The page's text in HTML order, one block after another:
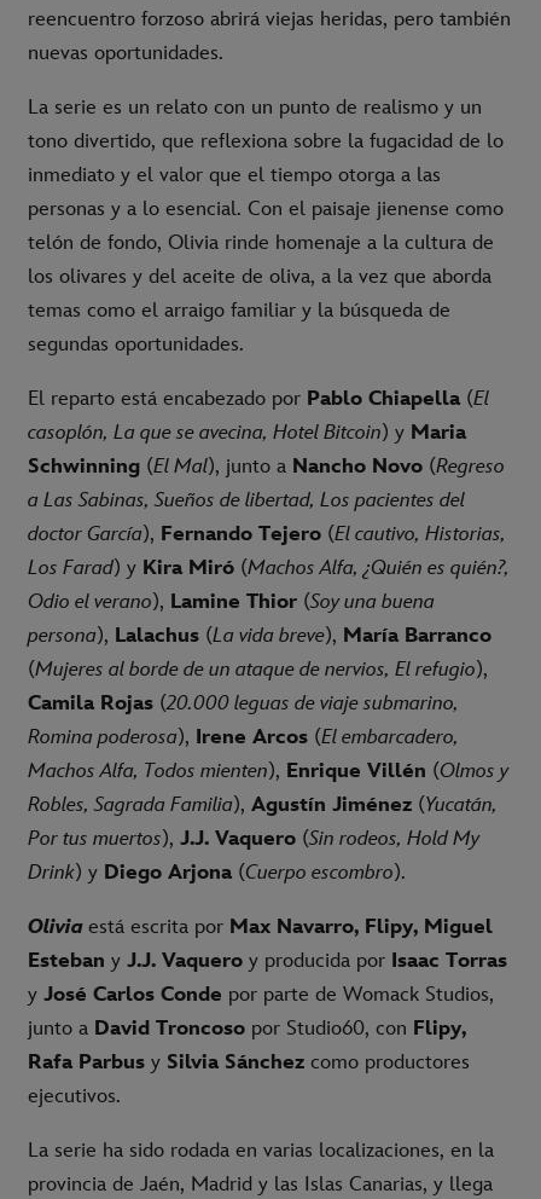
reencuentro forzoso abrirá viejas heridas, pero también
nuevas oportunidades.
La serie es un relato con un punto de realismo y un
tono divertido, que reflexiona sobre la fugacidad de lo
inmediato y el valor que el tiempo otorga a las
personas y a lo esencial. Con el paisaje jienense como
telón de fondo, Olivia rinde homenaje a la cultura de
los olivares y del aceite de oliva, a la vez que aborda
temas como el arraigo familiar y la búsqueda de
segundas oportunidades.
El reparto está encabezado por Pablo Chiapella (El
casoplón, La que se avecina, Hotel Bitcoin) y Maria
Schwinning (El Mal), junto a Nancho Novo (Regreso
a Las Sabinas, Sueños de libertad, Los pacientes del
doctor García), Fernando Tejero (El cautivo, Historias,
Los Farad) y Kira Miró (Machos Alfa, ¿Quién es quién?,
Odio el verano), Lamine Thior (Soy una buena
persona), Lalachus (La vida breve), María Barranco
(Mujeres al borde de un ataque de nervios, El refugio),
Camila Rojas (20.000 leguas de viaje submarino,
Romina poderosa), Irene Arcos (El embarcadero,
Machos Alfa, Todos mienten), Enrique Villén (Olmos y
Robles, Sagrada Familia), Agustín Jiménez (Yucatán,
Por tus muertos), J.J. Vaquero (Sin rodeos, Hold My
Drink) y Diego Arjona (Cuerpo escombro).
Olivia está escrita por Max Navarro, Flipy, Miguel
Esteban y J.J. Vaquero y producida por Isaac Torras
y José Carlos Conde por parte de Womack Studios,
junto a David Troncoso por Studio60, con Flipy,
Rafa Parbus y Silvia Sánchez como productores
ejecutivos.
La serie ha sido rodada en varias localizaciones, en la
provincia de Jaén, Madrid y las Islas Canarias, y llega